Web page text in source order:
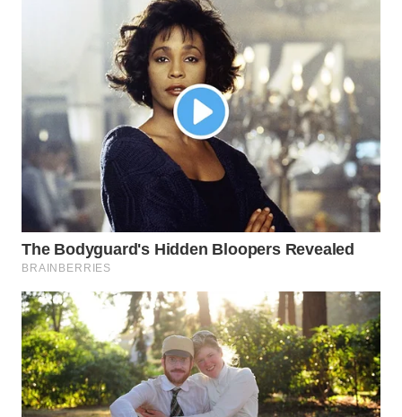
DANAU
TOBA
WN
NIAS
WN
LANGKAT
TAPANULI
SELATAN
WN
TANJUNG
LESUNG